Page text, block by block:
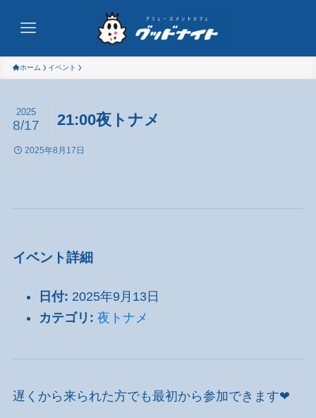
ホーム イベント
21:00夜トナメ
2025
8/17
2025年8月17日
イベント詳細
日付: 2025年9月13日
カテゴリ: 夜トナメ
遅くから来られた方でも最初から参加できます❤